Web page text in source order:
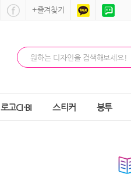
+즐겨찾기
로고CI·BI 스티커 봉투